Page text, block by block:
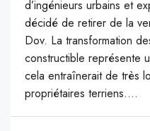
d’ingénieurs urbains et
décidé de retirer de la
Dov. La transformation
constructible représente
cela entraînerait de très
propriétaires terriens....